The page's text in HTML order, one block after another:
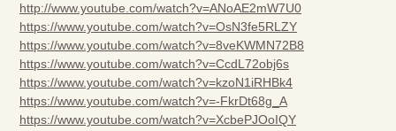
http://www.youtube.com/watch?v=ANoAE2mW7U0
https://www.youtube.com/watch?v=OsN3fe5RLZY
https://www.youtube.com/watch?v=8veKWMN72B8
https://www.youtube.com/watch?v=CcdL72obj6s
https://www.youtube.com/watch?v=kzoN1iRHBk4
https://www.youtube.com/watch?v=-FkrDt68g_A
https://www.youtube.com/watch?v=XcbePJOoIQY